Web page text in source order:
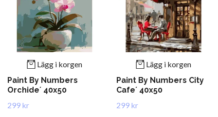
Lägg i korgen
Paint By Numbers
Orchide´ 40x50
299 kr
Lägg i korgen
Paint By Numbers City
Cafe´ 40x50
299 kr